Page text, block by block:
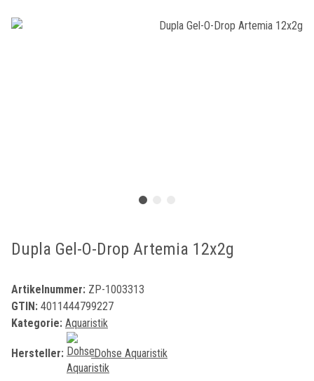
Dupla Gel-O-Drop Artemia 12x2g
Artikelnummer: ZP-1003313
GTIN: 4011444799227
Kategorie: Aquaristik
Hersteller: Dohse Aquaristik